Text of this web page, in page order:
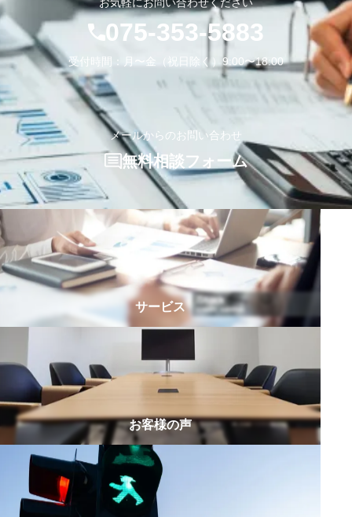
お気軽にお問い合わせください
075-353-5883
受付時間：月〜金（祝日除く）9:00〜18:00
メールからのお問い合わせ
無料相談フォーム
サービス
お客様の声